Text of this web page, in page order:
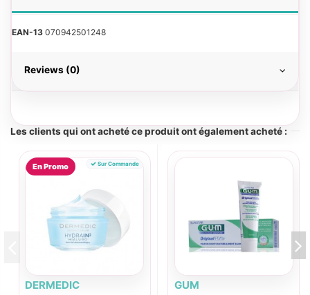
EAN-13 070942501248
Reviews (0)
Les clients qui ont acheté ce produit ont également acheté :
En Promo Sur Commande
DERMEDIC GUM